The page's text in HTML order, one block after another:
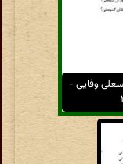
وفایی -